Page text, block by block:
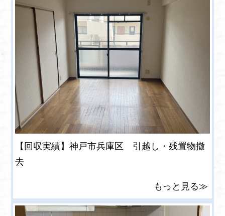
【回収実績】神戸市兵庫区 引越し・残置物撤
去
もっと見る≫